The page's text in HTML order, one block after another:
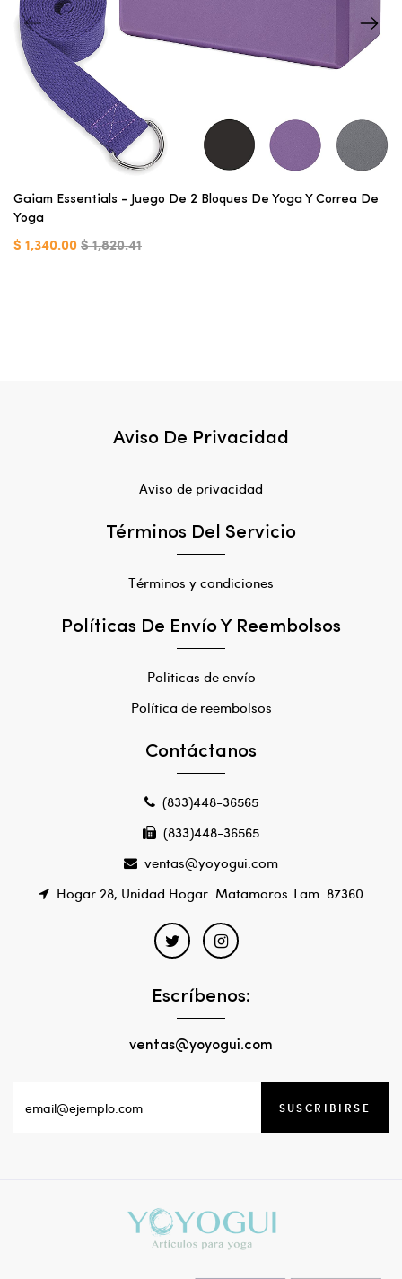
Gaiam Essentials - Juego De 2 Bloques De Yoga Y Correa De
Yoga
$ 1,340.00 $ 1,820.41
Aviso De Privacidad
Aviso de privacidad
Términos Del Servicio
Términos y condiciones
Políticas De Envío Y Reembolsos
Politicas de envío
Política de reembolsos
Contáctanos
(833)448-36565
(833)448-36565
ventas@yoyogui.com
Hogar 28, Unidad Hogar. Matamoros Tam. 87360
Escríbenos:
ventas@yoyogui.com
SUSCRIBIRSE